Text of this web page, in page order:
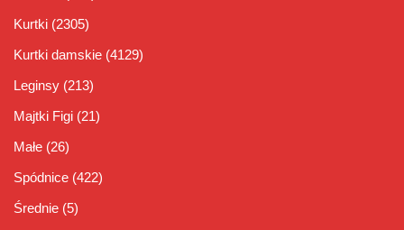
Kurtki (2305)
Kurtki damskie (4129)
Leginsy (213)
Majtki Figi (21)
Małe (26)
Spódnice (422)
Średnie (5)